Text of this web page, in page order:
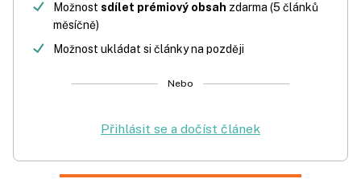
Možnost sdílet prémiový obsah zdarma (5 článků
měsíčně)
Možnost ukládat si články na později
Nebo
Přihlásit se a dočíst článek